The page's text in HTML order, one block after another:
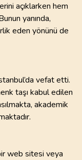
açıklarken hem
yanında,
eden yönünü de
vefat etti.
taşı kabul edilen
akademik
web sitesi veya